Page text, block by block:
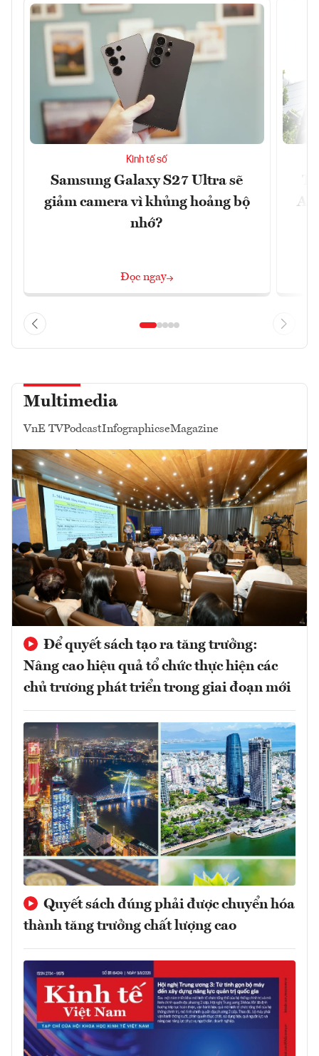
Kinh tế số
Samsung Galaxy S27 Ultra sẽ
giảm camera vì khủng hoảng bộ
nhớ?
Đọc ngay
Multimedia
VnE TVPodcastInfographicseMagazine
Để quyết sách tạo ra tăng trưởng:
Nâng cao hiệu quả tổ chức thực hiện các
chủ trương phát triển trong giai đoạn mới
Quyết sách đúng phải được chuyển hóa
thành tăng trưởng chất lượng cao